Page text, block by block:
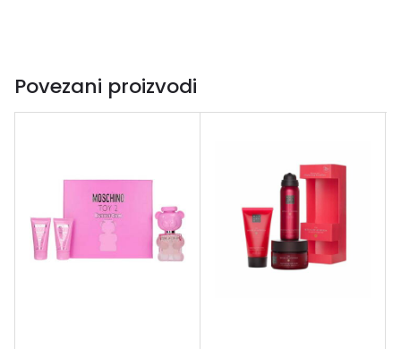
Povezani proizvodi